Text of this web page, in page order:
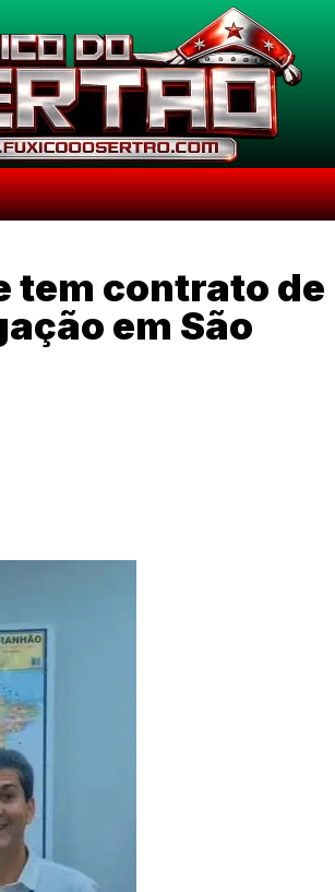
tem contrato de
em São